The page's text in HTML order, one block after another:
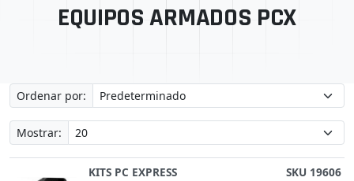
EQUIPOS ARMADOS PCX
Ordenar por:
Mostrar:
KITS PC EXPRESS SKU 19606